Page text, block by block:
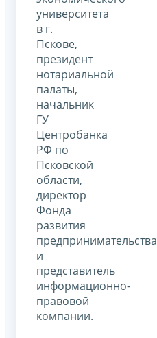
университета
в г.
Пскове,
президент
нотариальной
палаты,
начальник
ГУ
Центробанка
РФ по
Псковской
области,
директор
Фонда
развития
предпринимательства
и
представитель
информационно-
правовой
компании.